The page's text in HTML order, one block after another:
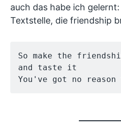
auch das habe ich gelernt:
Textstelle, die friendship
So make the
and taste it
You've got no